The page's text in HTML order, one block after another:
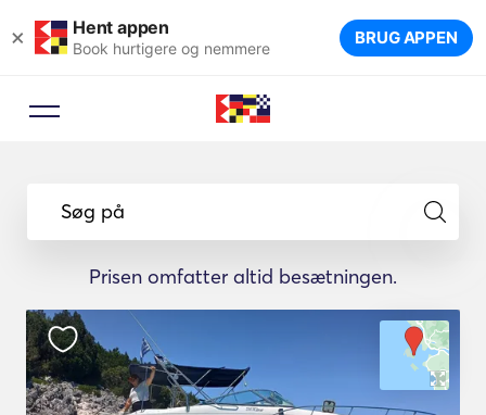
× Hent appen
Book hurtigere og nemmere BRUG APPEN
Søg på
Prisen omfatter altid besætningen.